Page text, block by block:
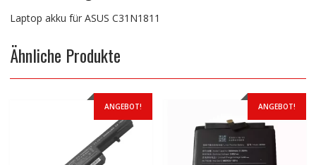
Laptop akku für ASUS C31N1811
Ähnliche Produkte
ANGEBOT! ANGEBOT!